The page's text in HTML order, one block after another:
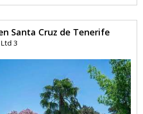
Santa Cruz de Tenerife
3